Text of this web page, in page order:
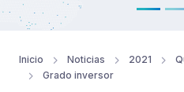
Inicio Noticias 2021
Grado inversor